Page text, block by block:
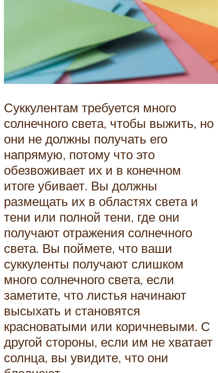
Суккулентам требуется много
солнечного света, чтобы выжить, но
они не должны получать его
напрямую, потому что это
обезвоживает их и в конечном
итоге убивает. Вы должны
размещать их в областях света и
тени или полной тени, где они
получают отражения солнечного
света. Вы поймете, что ваши
суккуленты получают слишком
много солнечного света, если
заметите, что листья начинают
высыхать и становятся
красноватыми или коричневыми. С
другой стороны, если им не хватает
солнца, вы увидите, что они